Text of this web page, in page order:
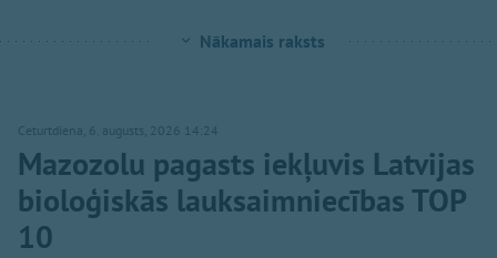
Nākamais raksts
Ceturtdiena, 6. augusts, 2026 14:24
Mazozolu pagasts iekļuvis Latvijas
bioloģiskās lauksaimniecības TOP
10